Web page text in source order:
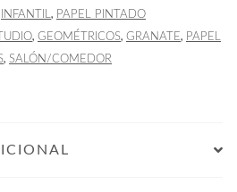
INFANTIL, PAPEL PINTADO
, GEOMÉTRICOS, GRANATE, PAPEL
, SALÓN/COMEDOR